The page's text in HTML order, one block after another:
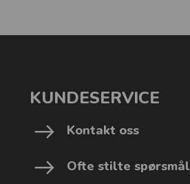
KUNDESERVICE
Kontakt oss
Ofte stilte spørsmål